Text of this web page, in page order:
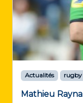
Actualités rugby
Mathieu